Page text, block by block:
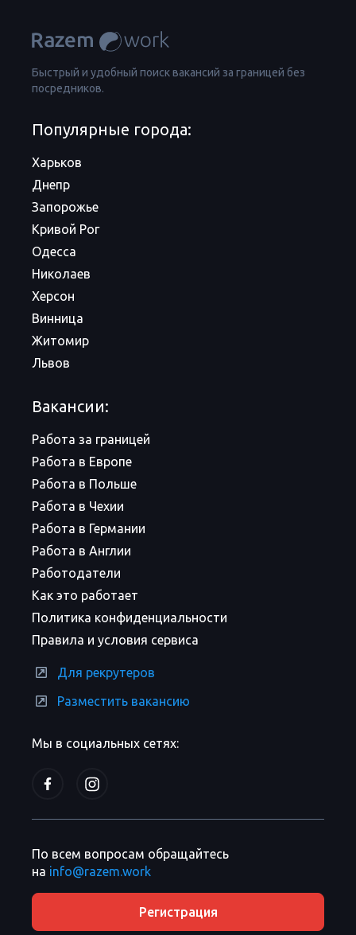
Быстрый и удобный поиск вакансий за границей без
посредников.
Мы в социальных сетях:
Популярные города:
Харьков
Днепр
Запорожье
Кривой Рог
Одесса
Николаев
Херсон
Винница
Житомир
Львов
Вакансии:
Работа за границей
Работа в Европе
Работа в Польше
Работа в Чехии
Работа в Германии
Работа в Англии
Работодатели
Как это работает
Политика конфиденциальности
Правила и условия сервиса
Для рекрутеров
Разместить вакансию
По всем вопросам обращайтесь
на info@razem.work
Регистрация